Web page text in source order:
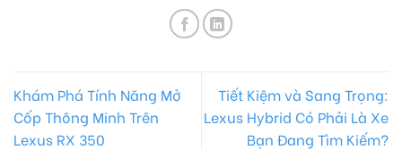
Khám Phá Tính Năng Mở
Cốp Thông Minh Trên
Lexus RX 350
Tiết Kiệm và Sang Trọng:
Lexus Hybrid Có Phải Là Xe
Bạn Đang Tìm Kiếm?